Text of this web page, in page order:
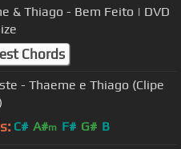
& Thiago - Bem Feito | DVD
Chords
- Thaeme e Thiago (Clipe
C# A#m F# G# B